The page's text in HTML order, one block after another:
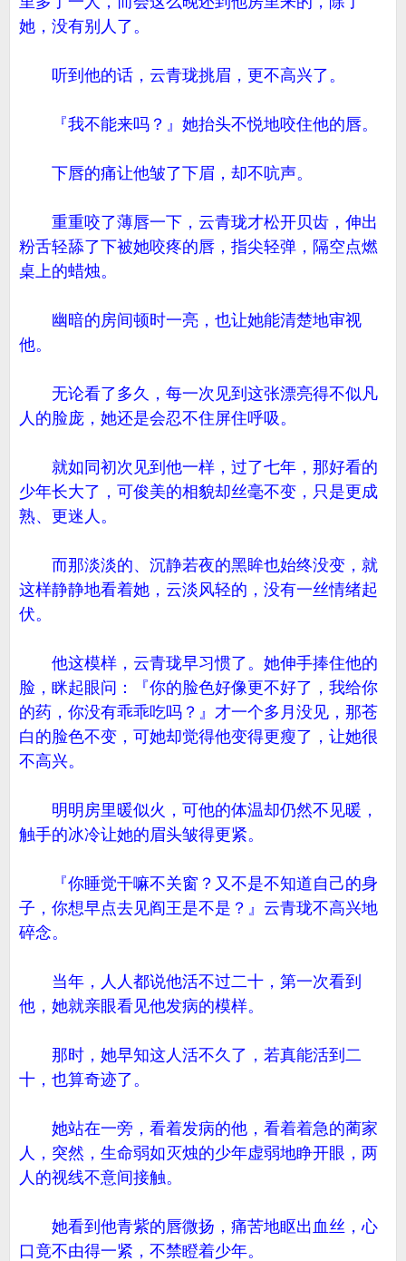
她，没有别人了。
听到他的话，云青珑挑眉，更不高兴了。
『我不能来吗？』她抬头不悦地咬住他的唇。
下唇的痛让他皱了下眉，却不吭声。
重重咬了薄唇一下，云青珑才松开贝齿，伸出
粉舌轻舔了下被她咬疼的唇，指尖轻弹，隔空点燃
桌上的蜡烛。
幽暗的房间顿时一亮，也让她能清楚地审视
他。
无论看了多久，每一次见到这张漂亮得不似凡
人的脸庞，她还是会忍不住屏住呼吸。
就如同初次见到他一样，过了七年，那好看的
少年长大了，可俊美的相貌却丝毫不变，只是更成
熟、更迷人。
而那淡淡的、沉静若夜的黑眸也始终没变，就
这样静静地看着她，云淡风轻的，没有一丝情绪起
伏。
他这模样，云青珑早习惯了。她伸手捧住他的
脸，眯起眼问：『你的脸色好像更不好了，我给你
的药，你没有乖乖吃吗？』才一个多月没见，那苍
白的脸色不变，可她却觉得他变得更瘦了，让她很
不高兴。
明明房里暖似火，可他的体温却仍然不见暖，
触手的冰冷让她的眉头皱得更紧。
『你睡觉干嘛不关窗？又不是不知道自己的身
子，你想早点去见阎王是不是？』云青珑不高兴地
碎念。
当年，人人都说他活不过二十，第一次看到
他，她就亲眼看见他发病的模样。
那时，她早知这人活不久了，若真能活到二
十，也算奇迹了。
她站在一旁，看着发病的他，看着着急的蔺家
人，突然，生命弱如灭烛的少年虚弱地睁开眼，两
人的视线不意间接触。
她看到他青紫的唇微扬，痛苦地眍出血丝，心
口竟不由得一紧，不禁瞪着少年。